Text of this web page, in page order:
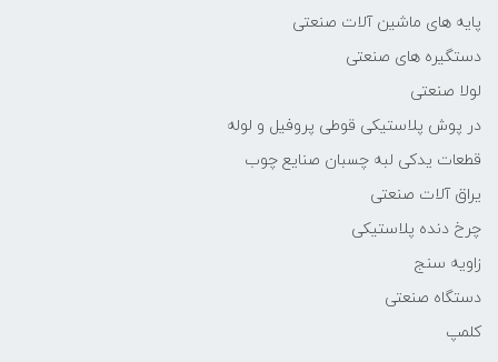
پایه های ماشین آلات صنعتی
دستگیره های صنعتی
لولا صنعتی
در پوش پلاستیکی قوطی پروفیل و لوله
قطعات یدکی لبه چسبان صنایع چوب
یراق آلات صنعتی
چرخ دنده پلاستیکی
زاویه سنج
دستگاه صنعتی
کلمپ